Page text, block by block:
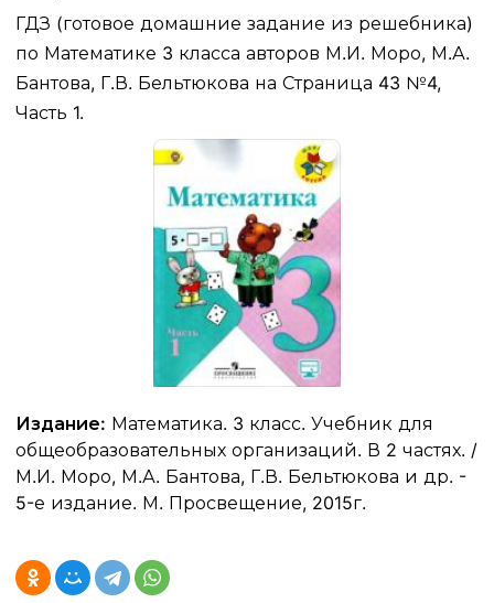
ГДЗ (готовое домашние задание из решебника)
по Математике 3 класса авторов М.И. Моро, М.А.
Бантова, Г.В. Бельтюкова на Страница 43 №4,
Часть 1.
Издание: Математика. 3 класс. Учебник для
общеобразовательных организаций. В 2 частях. /
М.И. Моро, М.А. Бантова, Г.В. Бельтюкова и др. -
5-е издание. М. Просвещение, 2015г.